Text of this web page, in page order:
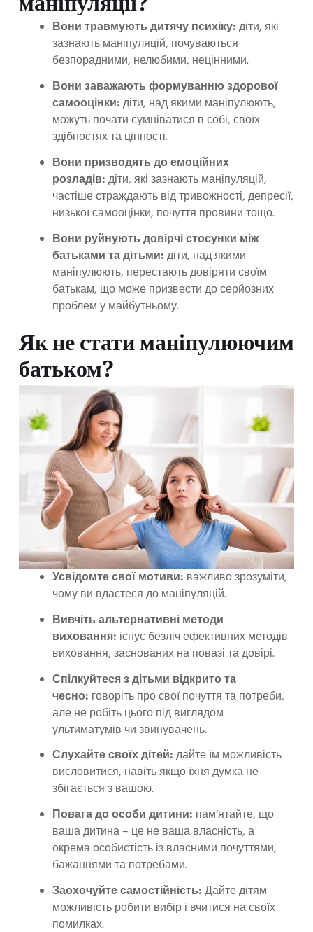
Вони травмують дитячу психіку:діти, які
зазнають маніпуляцій, почуваються
безпорадними, нелюбими, нецінними.
Вони заважають формуванню здорової
самооцінки:діти, над якими маніпулюють,
можуть почати сумніватися в собі, своїх
здібностях та цінності.
Вони призводять до емоційних
розладів:діти, які зазнають маніпуляцій,
частіше страждають від тривожності, депресії,
низької самооцінки, почуття провини тощо.
Вони руйнують довірчі стосунки між
батьками та дітьми:діти, над якими
маніпулюють, перестають довіряти своїм
батькам, що може призвести до серйозних
проблем у майбутньому.
Як не стати маніпулюючим
батьком?
Усвідомте свої мотиви: важливо зрозуміти,
чому ви вдаєтеся до маніпуляцій.
Вивчіть альтернативні методи
виховання: існує безліч ефективних методів
виховання, заснованих на повазі та довірі.
Спілкуйтеся з дітьми відкрито та
чесно: говоріть про свої почуття та потреби,
але не робіть цього під виглядом
ультиматумів чи звинувачень.
Слухайте своїх дітей:дайте їм можливість
висловитися, навіть якщо їхня думка не
збігається з вашою.
Повага до особи дитини: пам’ятайте, що
ваша дитина – це не ваша власність, а
окрема особистість із власними почуттями,
бажаннями та потребами.
Заохочуйте самостійність:Дайте дітям
можливість робити вибір і вчитися на своїх
помилках.